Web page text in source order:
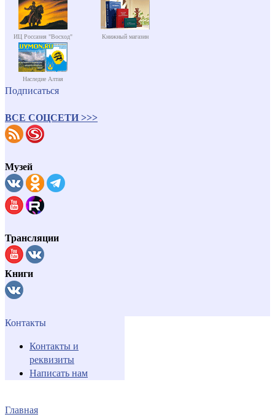
ИЦ Россазия "Восход" Книжный магазин
Наследие Алтая
Подписаться
ВСЕ СОЦСЕТИ >>>
Музей
Трансляции
Книги
Контакты
Контакты и
реквизиты
Написать нам
Главная